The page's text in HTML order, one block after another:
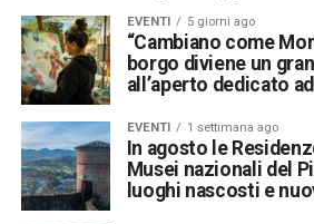
EVENTI 5 giorni ago
“Cambiano come
borgo diviene un
all’aperto dedicato
EVENTI 1 settimana ago
In agosto le
Musei nazionali del
luoghi nascosti e